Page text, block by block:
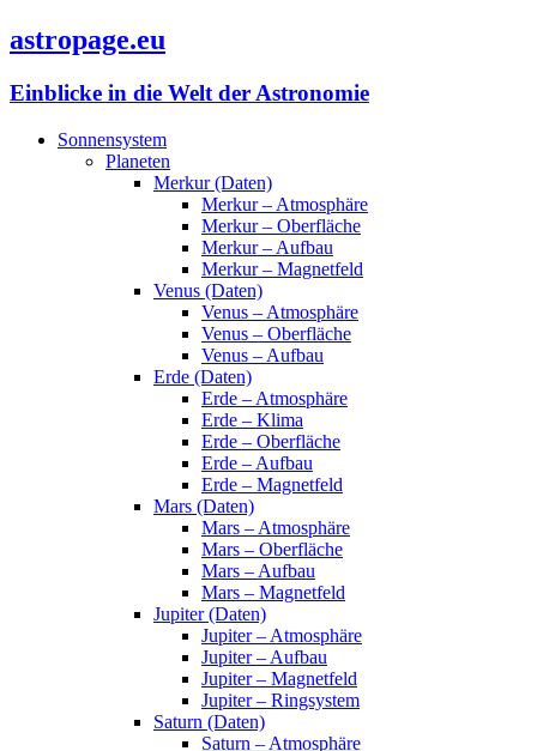
astropage.eu
Einblicke in die Welt der Astronomie
Sonnensystem
Planeten
Merkur (Daten)
Merkur – Atmosphäre
Merkur – Oberfläche
Merkur – Aufbau
Merkur – Magnetfeld
Venus (Daten)
Venus – Atmosphäre
Venus – Oberfläche
Venus – Aufbau
Erde (Daten)
Erde – Atmosphäre
Erde – Klima
Erde – Oberfläche
Erde – Aufbau
Erde – Magnetfeld
Mars (Daten)
Mars – Atmosphäre
Mars – Oberfläche
Mars – Aufbau
Mars – Magnetfeld
Jupiter (Daten)
Jupiter – Atmosphäre
Jupiter – Aufbau
Jupiter – Magnetfeld
Jupiter – Ringsystem
Saturn (Daten)
Saturn – Atmosphäre